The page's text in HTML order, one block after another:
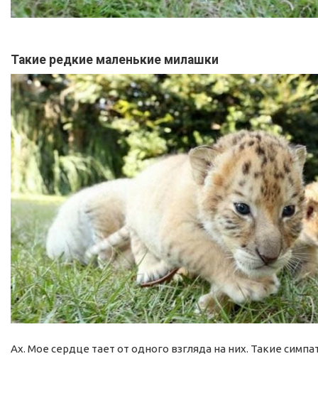
Такие редкие маленькие милашки
Ах. Мое сердце тает от одного взгляда на них. Такие